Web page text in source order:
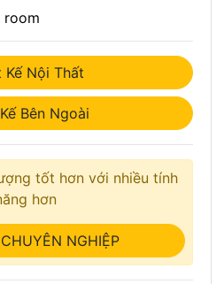
room
Kế Nội Thất
Bên Ngoài
tốt hơn với nhiều tính
hơn
NGHIỆP